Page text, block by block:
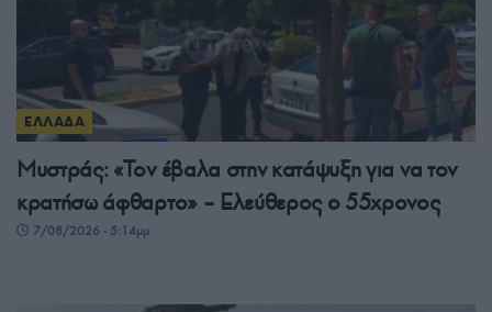
ΕΛΛΑΔΑ
Μυστράς: «Τον έβαλα στην κατάψυξη για να τον
κρατήσω άφθαρτο» – Ελεύθερος ο 55χρονος
7/08/2026 - 5:14μμ